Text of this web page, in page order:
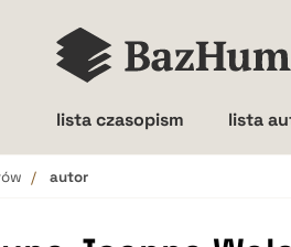
lista czasopism lista
autor